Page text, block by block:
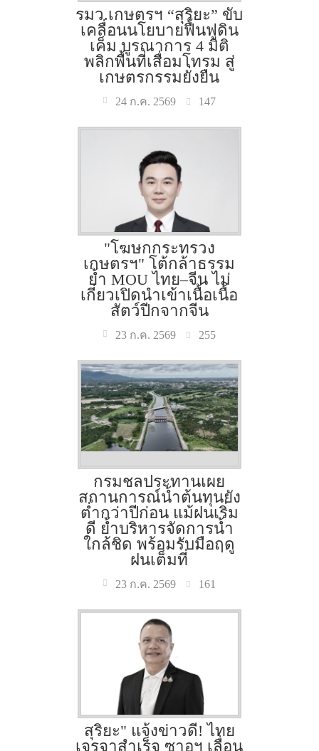
รมว.เกษตรฯ “สุริยะ” ขับ
เคลื่อนนโยบายฟื้นฟูดิน
เค็ม บูรณาการ 4 มิติ
พลิกพื้นที่เสื่อมโทรม สู่
เกษตรกรรมยั่งยืน
24 ก.ค. 2569 147
"โฆษกกระทรวง
เกษตรฯ" โต้กล้าธรรม
ย้ำ MOU ไทย–จีน ไม่
เกี่ยวเปิดนำเข้าเนื้อเนื้อ
สัตว์ปีกจากจีน
23 ก.ค. 2569 255
กรมชลประทานเผย
สถานการณ์น้ำต้นทุนยัง
ต่ำกว่าปีก่อน แม้ฝนเริ่ม
ดี ย้ำบริหารจัดการน้ำ
ใกล้ชิด พร้อมรับมือฤดู
ฝนเต็มที่
23 ก.ค. 2569 161
สุริยะ" แจ้งข่าวดี! ไทย
เจรจาสำเร็จ ซาอุฯ เลื่อน